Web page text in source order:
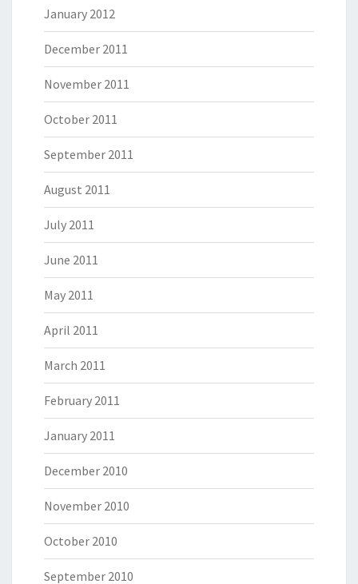
January 2012
December 2011
November 2011
October 2011
September 2011
August 2011
July 2011
June 2011
May 2011
April 2011
March 2011
February 2011
January 2011
December 2010
November 2010
October 2010
September 2010